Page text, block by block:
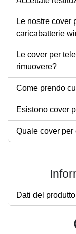
Le nostre cover
caricabatterie
Le cover per
rimuovere?
Come prendo
Esistono cover
Quale cover
Dati del